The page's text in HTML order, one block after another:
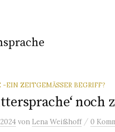
EIN ZEITGEMÄSSER BEGRIFF?
noch
von Lena Weißhoff / 0